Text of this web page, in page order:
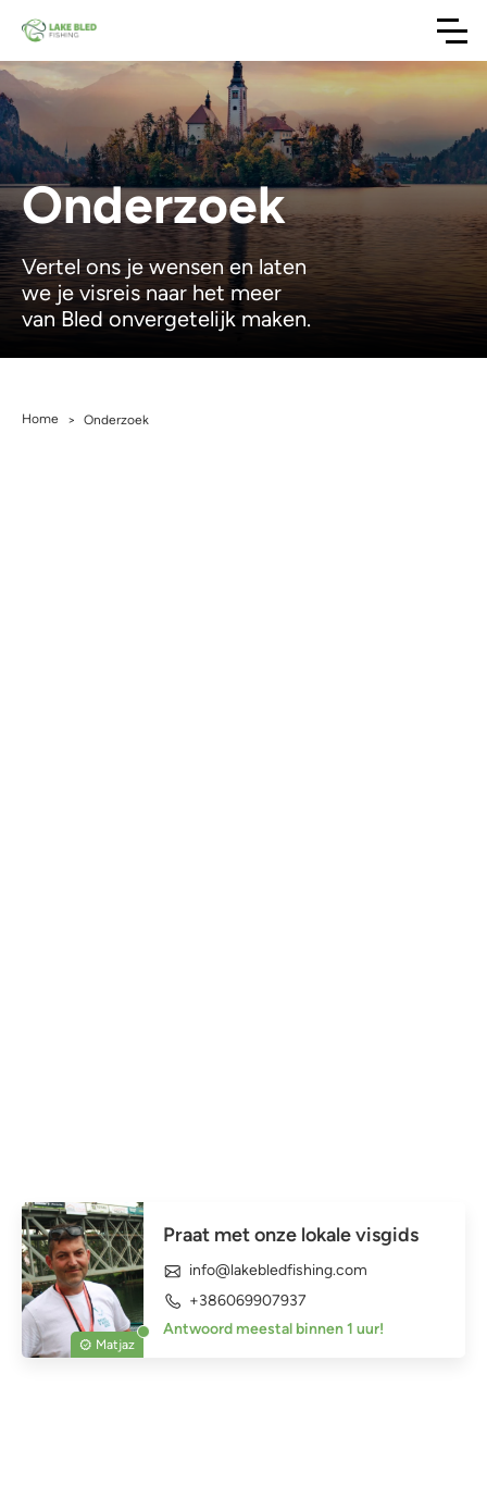
Onderzoek
Vertel ons je wensen en laten
we je visreis naar het meer
van Bled onvergetelijk maken.
Home > Onderzoek
Matjaz
Praat met onze lokale visgids
info@lakebledfishing.com
+386069907937
Antwoord meestal binnen 1 uur!